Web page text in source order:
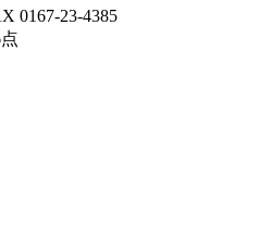
0167-23-4385